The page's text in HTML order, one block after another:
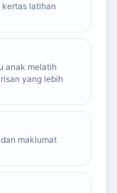
kertas latihan
anak melatih
yang lebih
maklumat